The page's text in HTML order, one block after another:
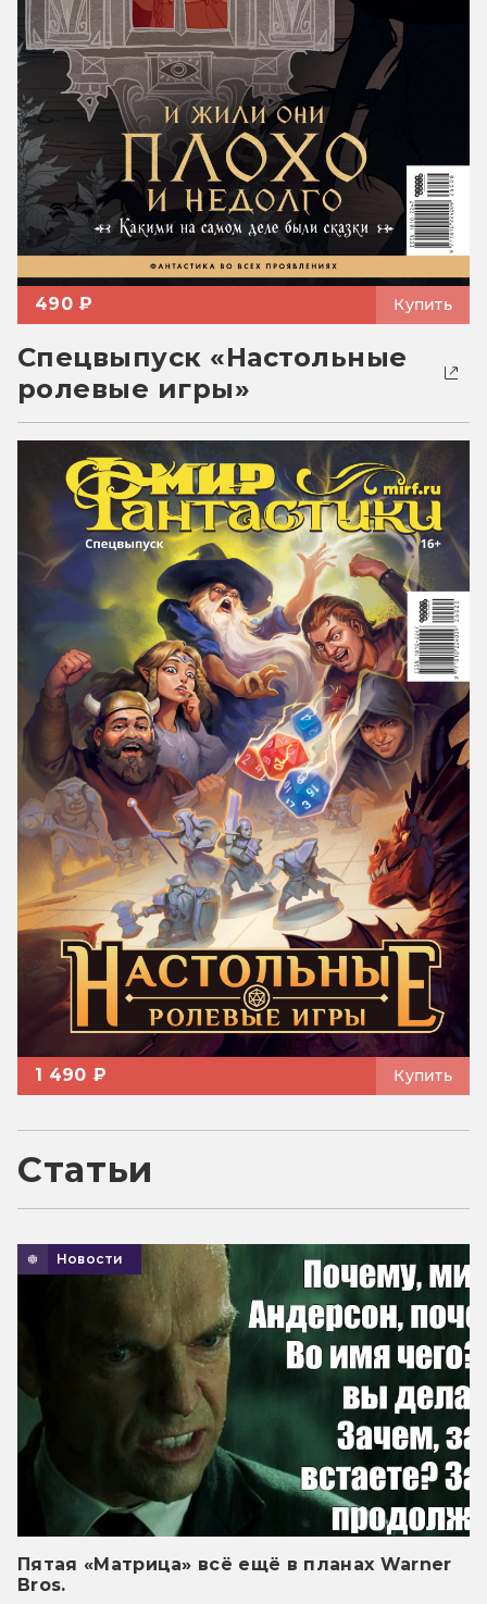
490 ₽ Купить
Спецвыпуск «Настольные
ролевые игры»
1 490 ₽ Купить
Статьи
Новости
Пятая «Матрица» всё ещё в планах Warner
Bros.